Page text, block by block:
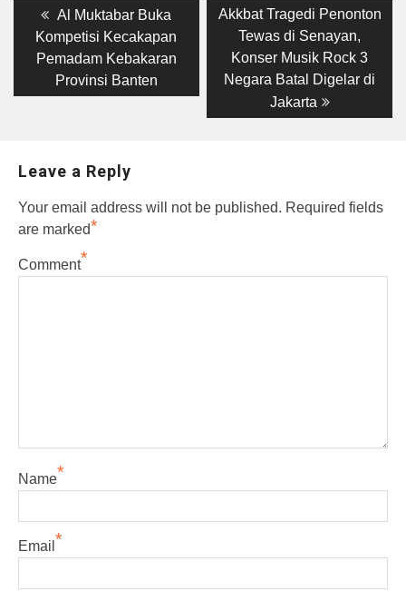
Post
navigation
Previous
post:
Al Muktabar Buka
Kompetisi Kecakapan
Pemadam Kebakaran
Provinsi Banten
Next
post:
Akkbat Tragedi Penonton
Tewas di Senayan,
Konser Musik Rock 3
Negara Batal Digelar di
Jakarta
Leave a Reply
Your email address will not be published. Required fields
are marked*
Comment*
Name*
Email *